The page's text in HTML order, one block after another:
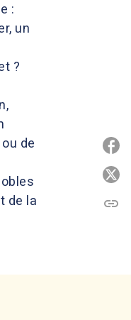
:
un
?
de
de la
link